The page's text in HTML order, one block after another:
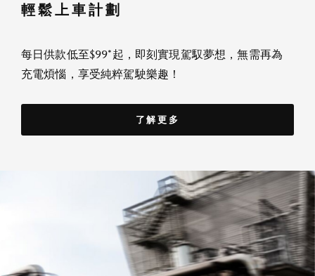
輕鬆上車計劃
每日供款低至$99*起，即刻實現駕馭夢想，無需再為
充電煩惱，享受純粹駕駛樂趣！
了解更多